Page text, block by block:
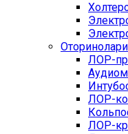
ЛОР-
ЛОР-
ЛОР-